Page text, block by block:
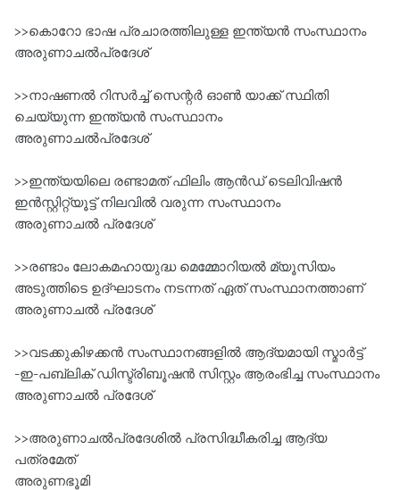
>>കൊറോ ഭാഷ പ്രചാരത്തിലുള്ള ഇന്ത്യൻ സംസ്ഥാനം
അരുണാചൽപ്രദേശ്‌
>>നാഷണൽ റിസർച്ച്‌ സെന്റർ ഓൺ യാക്ക്‌ സ്ഥിതി
ചെയ്യുന്ന ഇന്ത്യൻ സംസ്ഥാനം
അരുണാചൽപ്രദേശ്‌
>>ഇന്ത്യയിലെ രണ്ടാമത്‌ ഫിലിം ആൻഡ്‌ ടെലിവിഷൻ
ഇൻസ്റ്റിറ്റ്യൂട്ട് നിലവിൽ വരുന്ന സംസ്ഥാനം
അരുണാചൽ പ്രദേശ്‌
>>രണ്ടാം ലോകമഹായുദ്ധ മെമ്മോറിയൽ മ്യൂസിയം
അടുത്തിടെ ഉദ്ഘാടനം നടന്നത്‌ ഏത്‌ സംസ്ഥാനത്താണ്‌
അരുണാചൽ പ്രദേശ്‌
>>വടക്കുകിഴക്കൻ സംസ്ഥാനങ്ങളിൽ ആദ്യമായി സ്മാർട്ട്‌
-ഇ-പബ്ലിക്‌ ഡിസ്ട്രിബൂഷൻ സിസ്റ്റം ആരംഭിച്ച സംസ്ഥാനം
അരുണാചൽ പ്രദേശ്‌
>>അരുണാചൽപ്രദേശിൽ പ്രസിദ്ധീകരിച്ച ആദ്യ
പത്രമേത്
അരുണഭൂമി